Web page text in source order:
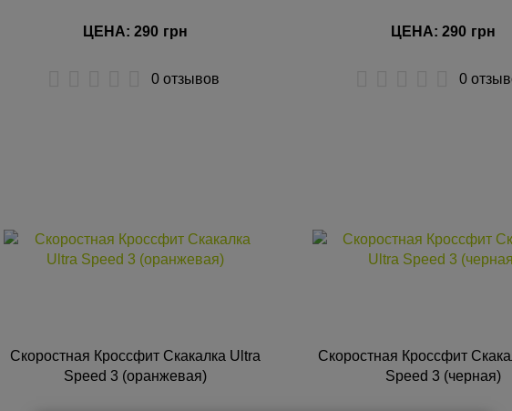
ЦЕНА: 290 грн
0 отзывов
ЦЕНА: 290 грн
0
Скоростная Кроссфит Скакалка Ultra
Speed 3 (оранжевая)
Скоростная Кроссфит
Speed 3 (черная)